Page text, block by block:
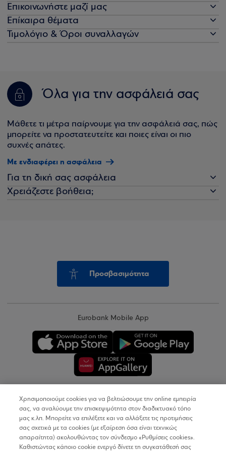
Επικοινωνήστε μαζί μας
Επίκαιρα θέματα
Τιμολόγιο & Όροι συναλλαγών
Όλα για την ασφάλειά σας
Μάθετε τι μέτρα παίρνουμε για την ασφάλειά σας, πώς
μπορείτε να προστατευτείτε και ποιες είναι οι πιο
συχνές απάτες.
Με ενδιαφέρει η ασφάλεια
Για τη δική σας ασφάλεια
Χρειάζεστε βοήθεια;
Προσβασιμότητα
Eurobank Mobile App
Copyright © 2026
Όροι Χρήσης
Χρησιμοποιούμε cookies για να βελτιώσουμε την online εμπειρία
σας, να αναλύουμε την επισκεψιμότητα στον διαδικτυακό τόπο
μας κ.λπ. Μπορείτε να επιλέξετε και να αλλάξετε τις προτιμήσεις
σας σχετικά με τα cookies (με εξαίρεση όσα είναι τεχνικώς
απαραίτητα) ακολουθώντας τον σύνδεσμο «Ρυθμίσεις cookies».
Καθιστώντας κάποιο cookie ενεργό δίνετε τη συγκατάθεσή σας